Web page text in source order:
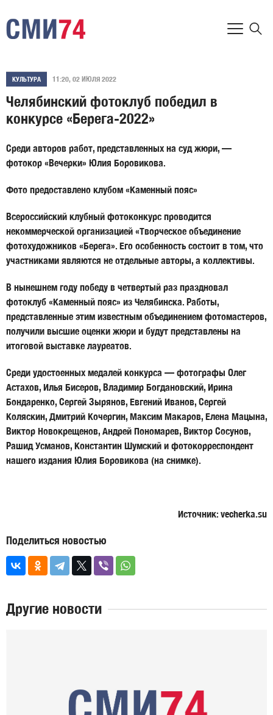
КУЛЬТУРА 11:20, 02 ИЮЛЯ 2022
Челябинский фотоклуб победил в
конкурсе «Берега-2022»
Среди авторов работ, представленных на суд жюри, —
фотокор «Вечерки» Юлия Боровикова.
Фото предоставлено клубом «Каменный пояс»
Всероссийский клубный фотоконкурс проводится
некоммерческой организацией «Творческое объединение
фотохудожников «Берега». Его особенность состоит в том, что
участниками являются не отдельные авторы, а коллективы.
В нынешнем году победу в четвертый раз праздновал
фотоклуб «Каменный пояс» из Челябинска. Работы,
представленные этим известным объединением фотомастеров,
получили высшие оценки жюри и будут представлены на
итоговой выставке лауреатов.
Среди удостоенных медалей конкурса — фотографы Олег
Астахов, Илья Бисеров, Владимир Богдановский, Ирина
Бондаренко, Сергей Зырянов, Евгений Иванов, Сергей
Коляскин, Дмитрий Кочергин, Максим Макаров, Елена Мацына,
Виктор Новокрещенов, Андрей Пономарев, Виктор Сосунов,
Рашид Усманов, Константин Шумский и фотокорреспондент
нашего издания Юлия Боровикова (на снимке).
Источник: vecherka.su
Поделиться новостью
Другие новости